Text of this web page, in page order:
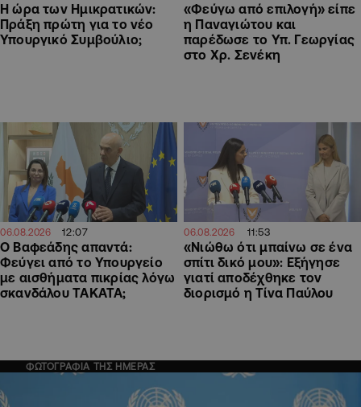
Η ώρα των Ημικρατικών:
Πράξη πρώτη για το νέο
Υπουργικό Συμβούλιο;
«Φεύγω από επιλογή» είπε
η Παναγιώτου και
παρέδωσε το Υπ. Γεωργίας
στο Χρ. Σενέκη
06.08.2026 12:07
Ο Βαφεάδης απαντά:
Φεύγει από το Υπουργείο
με αισθήματα πικρίας λόγω
σκανδάλου ΤΑΚΑΤΑ;
06.08.2026 11:53
«Νιώθω ότι μπαίνω σε ένα
σπίτι δικό μου»: Εξήγησε
γιατί αποδέχθηκε τον
διορισμό η Τίνα Παύλου
ΦΩΤΟΓΡΑΦΙΑ ΤΗΣ ΗΜΕΡΑΣ